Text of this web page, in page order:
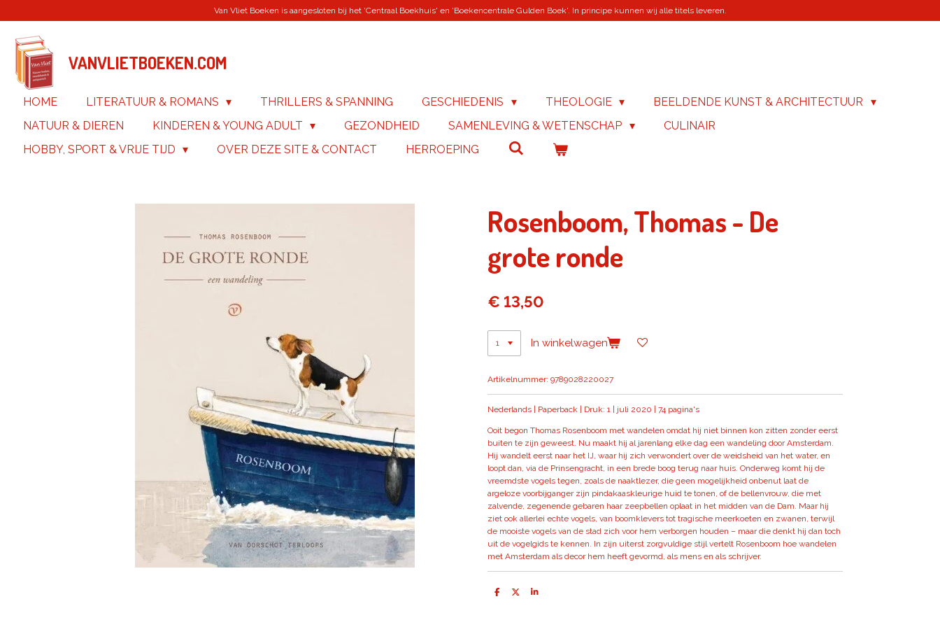
naar
hoofdinhoud
Van Vliet Boeken is aangesloten bij het 'Centraal Boekhuis' en 'Boekencentrale Gulden Boek'. In principe kunnen wij alle titels leveren.
VANVLIETBOEKEN.COM
HOME LITERATUUR & ROMANS THRILLERS & SPANNING GESCHIEDENIS THEOLOGIE
BEELDENDE KUNST & ARCHITECTUUR
NATUUR & DIEREN
KINDEREN & YOUNG ADULT GEZONDHEID SAMENLEVING & WETENSCHAP
CULINAIR
HOBBY, SPORT & VRIJE TIJD
OVER DEZE SITE & CONTACT HERROEPING
Rosenboom, Thomas - De
grote ronde
€ 13,50
In winkelwagen
Artikelnummer: 9789028220027
Nederlands | Paperback | Druk: 1 | juli 2020 | 74 pagina's
Ooit begon Thomas Rosenboom met wandelen omdat hij niet binnen kon zitten zonder eerst
buiten te zijn geweest. Nu maakt hij al jarenlang elke dag een wandeling door Amsterdam.
Hij wandelt eerst naar het IJ, waar hij zich verwondert over de weidsheid van het water, en
loopt dan, via de Prinsengracht, in een brede boog terug naar huis. Onderweg komt hij de
vreemdste vogels tegen, zoals de naaktlezer, die geen mogelijkheid onbenut laat de
argeloze voorbijganger zijn pindakaaskleurige huid te tonen, of de bellenvrouw, die met
zalvende, zegenende gebaren haar zeepbellen oplaat in het midden van de Dam. Maar hij
ziet ook allerlei echte vogels, van boomklevers tot tragische meerkoeten en zwanen, terwijl
de mooiste vogels van de stad zich voor hem verborgen houden – maar die denkt hij dan toch
uit de vogelgids te kennen. In zijn uiterst zorgvuldige stijl vertelt Rosenboom hoe wandelen
met Amsterdam als decor hem heeft gevormd, als mens en als schrijver.
D
D
S